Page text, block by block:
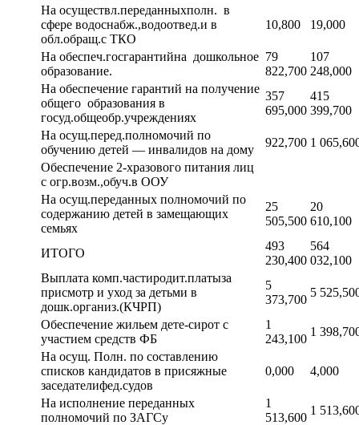
На осуществл.переданныхполн. в
сфере водоснабж.,водоотвед.и в
обл.обращ.с ТКО
10,800 19,000
На обеспеч.госгарантийна дошкольное
образование.
79
822,700
107
248,000
На обеспечение гарантий на получение
общего образования в
госуд.общеобр.учреждениях
357
695,000
415
399,700
На осущ.перед.полномочий по
обучению детей — инвалидов на дому
922,700 1
Обеспечение 2-хразового питания лиц
с огр.возм.,обуч.в ООУ
На осущ.переданных полномочий по
содержанию детей в замещающих
семьях
25
505,500
20
610,100
ИТОГО
493
230,400
564
032,100
Выплата комп.частиродит.платыза
присмотр и уход за детьми в
дошк.организ.(КЧРП)
5
373,700
5
Обеспечение жильем дете-сирот с
участием средств ФБ
1
243,100
1
На осущ. Полн. по составлению
списков кандидатов в присяжные
заседателифед.судов
0,000 4,000
На исполнение переданных
полномочий по ЗАГСу
1
513,600
1